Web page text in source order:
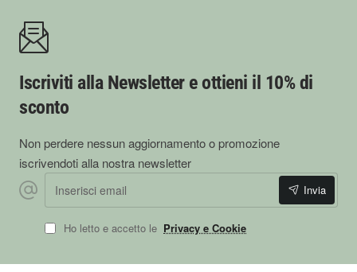
Iscriviti alla Newsletter e ottieni il 10% di
sconto
Non perdere nessun aggiornamento o promozione
iscrivendoti alla nostra newsletter
Inserisci email
Invia
Ho letto e accetto le Privacy e Cookie